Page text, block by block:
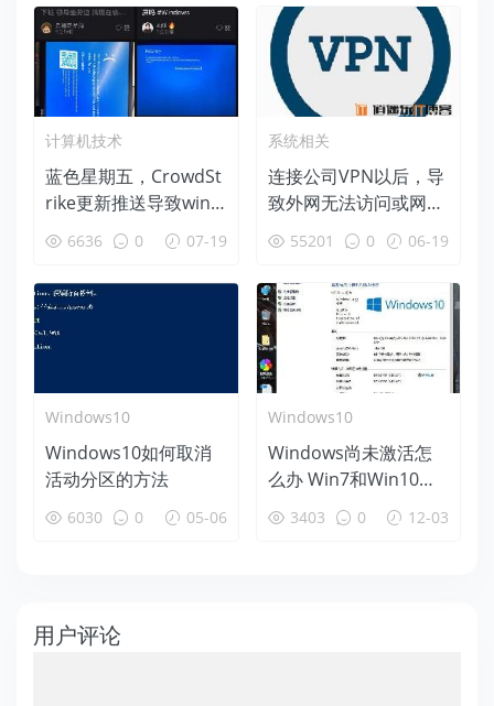
计算机技术
蓝色星期五，CrowdSt
rike更新推送导致wind
ows蓝屏后恢复办法
6636 0 07-19
系统相关
连接公司VPN以后，导
致外网无法访问或网速
变慢等问题的解决办法
55201 0 06-19
Windows10
Windows10如何取消
活动分区的方法
6030 0 05-06
Windows10
Windows尚未激活怎
么办 Win7和Win10永
久激活工具下载使用教
程
3403 0 12-03
用户评论